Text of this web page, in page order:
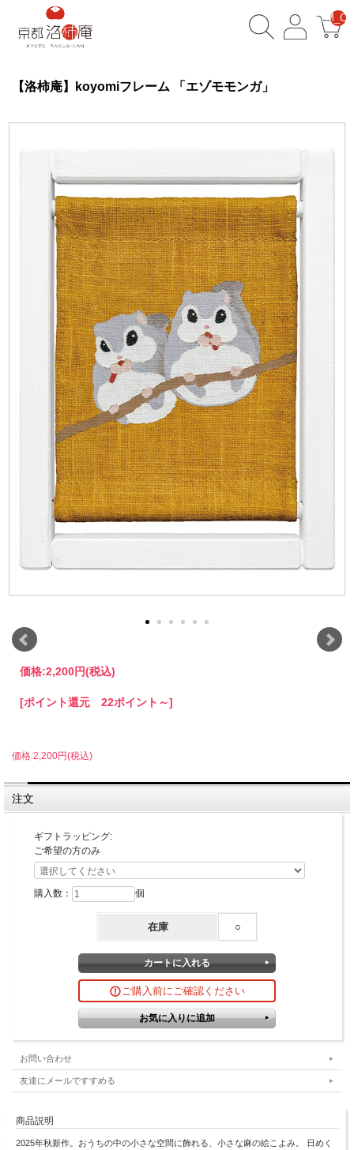
【洛柿庵】koyomiフレーム 「エゾモモンガ」
価格:2,200円(税込)
[ポイント還元 22ポイント～]
価格:2,200円(税込)
注文
ギフトラッピング:
ご希望の方のみ
購入数： 個
在庫 ○
ご購入前にご確認ください
お問い合わせ
友達にメールですすめる
商品説明
2025年秋新作。おうちの中の小さな空間に飾れる、小さな麻の絵こよみ。 日めく